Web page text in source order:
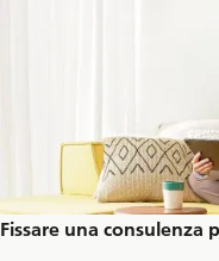
t
i
n
Fissare una consulenza